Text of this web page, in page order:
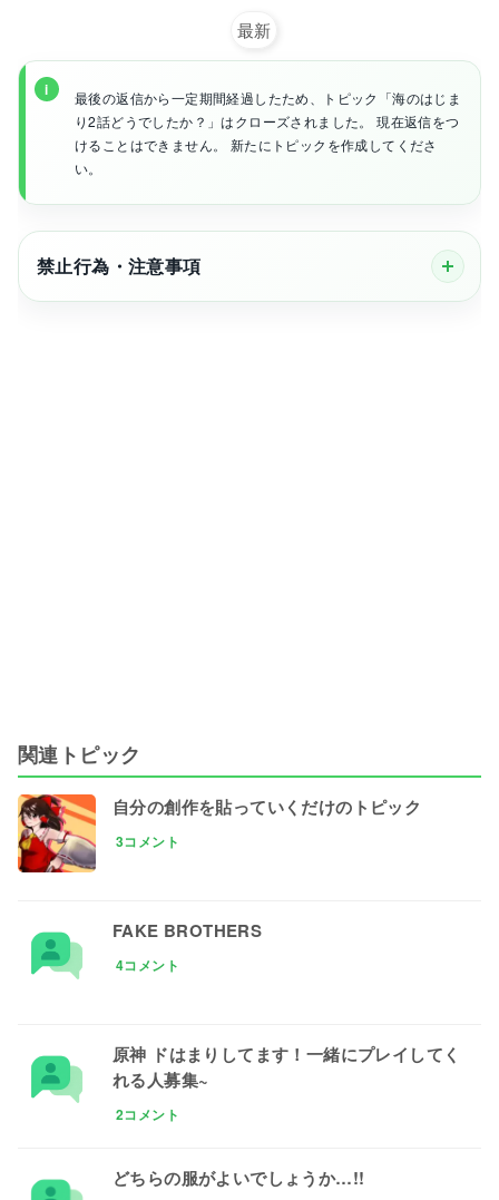
最新
最後の返信から一定期間経過したため、トピック「海のはじま
り2話どうでしたか？」はクローズされました。 現在返信をつ
けることはできません。 新たにトピックを作成してくださ
い。
禁止行為・注意事項
関連トピック
自分の創作を貼っていくだけのトピック
3コメント
FAKE BROTHERS
4コメント
原神 ドはまりしてます！一緒にプレイしてく
れる人募集~
2コメント
どちらの服がよいでしょうか…!!